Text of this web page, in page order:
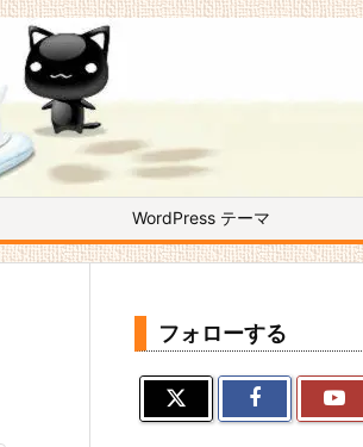
WordPress テーマ
フォローする